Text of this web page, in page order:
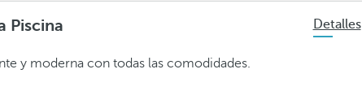
Piscina Detalles
y moderna con todas las comodidades.